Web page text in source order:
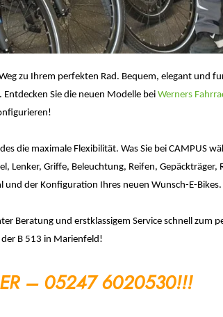
zu Ihrem perfekten Rad. Bequem, elegant und
Sie die neuen Modelle bei Werners
die maximale Flexibilität. Was Sie bei CAMPUS
Lenker, Griffe, Beleuchtung, Reifen, Gepäckträger,
der Konfiguration Ihres neuen Wunsch-E-Bikes.
Beratung und erstklassigem Service schnell zum
B 513 in Marienfeld!
– 05247 6020530!!!